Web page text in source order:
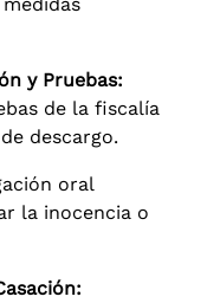
y Pruebas:
de la fiscalía
descargo.
oral
la inocencia o